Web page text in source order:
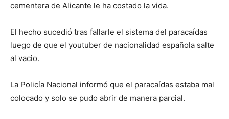
cementera de Alicante le ha costado la vida.
El hecho sucedió tras fallarle el sistema del paracaídas
luego de que el youtuber de nacionalidad española salte
al vacio.
La Policía Nacional informó que el paracaídas estaba mal
colocado y solo se pudo abrir de manera parcial.